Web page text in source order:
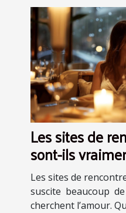
Les sites de
sont-ils
Les sites de
suscite beaucoup
cherchent l’amour.